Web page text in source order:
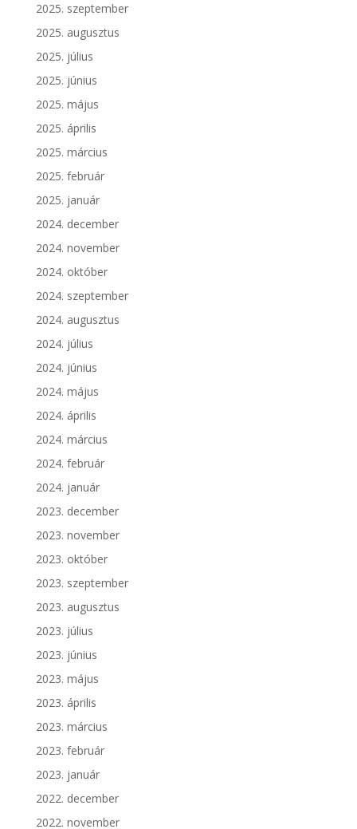
2025. szeptember
2025. augusztus
2025. július
2025. június
2025. május
2025. április
2025. március
2025. február
2025. január
2024. december
2024. november
2024. október
2024. szeptember
2024. augusztus
2024. július
2024. június
2024. május
2024. április
2024. március
2024. február
2024. január
2023. december
2023. november
2023. október
2023. szeptember
2023. augusztus
2023. július
2023. június
2023. május
2023. április
2023. március
2023. február
2023. január
2022. december
2022. november